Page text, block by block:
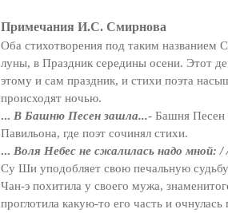
Примечания И.С. Смирнова
Оба стихотворения под таким названием
луны, в Праздник середины осени. Этот
этому и сам праздник, и стихи поэта
происходят ночью.
... В Башню Песен зашла...- Башня Песен
Павильона, где поэт сочинял стихи.
... Воля Небес не сжалилась надо мной:
Су Ши уподобляет свою печальную
Чан-э похитила у своего мужа,
проглотила какую-то его часть и